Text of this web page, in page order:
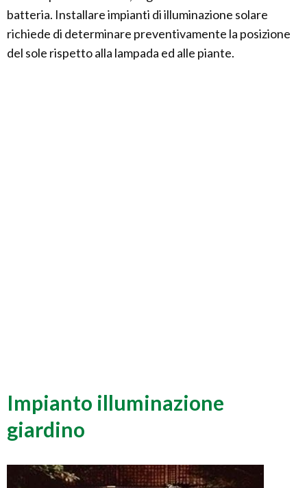
batteria. Installare impianti di illuminazione solare
richiede di determinare preventivamente la posizione
del sole rispetto alla lampada ed alle piante.
Impianto illuminazione
giardino